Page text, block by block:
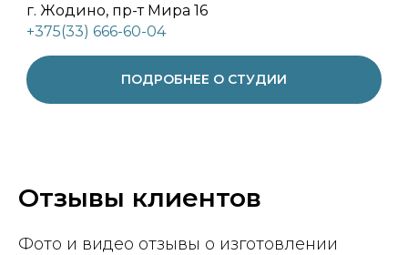
г. Жодино, пр-т Мира 16
+375(33) 666-60-04
ПОДРОБНЕЕ О СТУДИИ
Отзывы клиентов
Фото и видео отзывы о изготовлении